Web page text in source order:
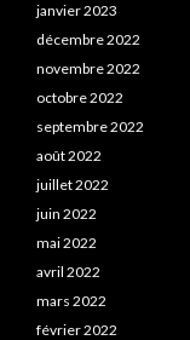
janvier 2023
décembre 2022
novembre 2022
octobre 2022
septembre 2022
août 2022
juillet 2022
juin 2022
mai 2022
avril 2022
mars 2022
février 2022